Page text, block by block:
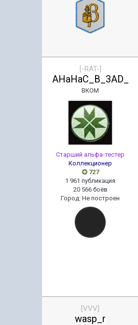
[-RAT-]
AHaHaC_B_3AD_
ВКОМ
Старший альфа-тестер
Коллекционер
727
1 961 публикация
20 566 боёв
Город:Не построен
[VVV]
wasp_r